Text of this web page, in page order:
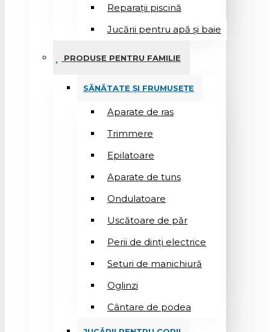
Reparații piscină
Jucării pentru apă și baie
PRODUSE PENTRU FAMILIE
SĂNĂTATE ȘI FRUMUSEȚE
Aparate de ras
Trimmere
Epilatoare
Aparate de tuns
Ondulatoare
Uscătoare de păr
Perii de dinți electrice
Seturi de manichiură
Oglinzi
Cântare de podea